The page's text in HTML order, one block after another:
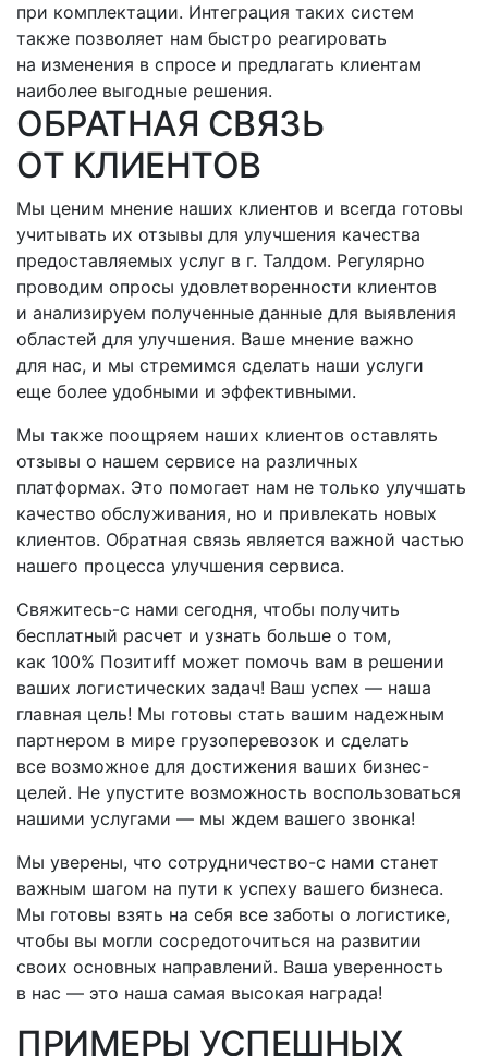
при комплектации. Интеграция таких систем
также позволяет нам быстро реагировать
на изменения в спросе и предлагать клиентам
наиболее выгодные решения.
ОБРАТНАЯ СВЯЗЬ
ОТ КЛИЕНТОВ
Мы ценим мнение наших клиентов и всегда готовы
учитывать их отзывы для улучшения качества
предоставляемых услуг в г. Талдом. Регулярно
проводим опросы удовлетворенности клиентов
и анализируем полученные данные для выявления
областей для улучшения. Ваше мнение важно
для нас, и мы стремимся сделать наши услуги
еще более удобными и эффективными.
Мы также поощряем наших клиентов оставлять
отзывы о нашем сервисе на различных
платформах. Это помогает нам не только улучшать
качество обслуживания, но и привлекать новых
клиентов. Обратная связь является важной частью
нашего процесса улучшения сервиса.
Свяжитесь-с нами сегодня, чтобы получить
бесплатный расчет и узнать больше о том,
как 100% Позитиff может помочь вам в решении
ваших логистических задач! Ваш успех — наша
главная цель! Мы готовы стать вашим надежным
партнером в мире грузоперевозок и сделать
все возможное для достижения ваших бизнес-
целей. Не упустите возможность воспользоваться
нашими услугами — мы ждем вашего звонка!
Мы уверены, что сотрудничество-с нами станет
важным шагом на пути к успеху вашего бизнеса.
Мы готовы взять на себя все заботы о логистике,
чтобы вы могли сосредоточиться на развитии
своих основных направлений. Ваша уверенность
в нас — это наша самая высокая награда!
ПРИМЕРЫ УСПЕШНЫХ